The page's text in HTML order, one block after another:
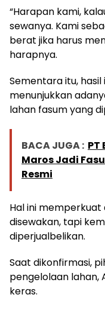
“Harapan kami,
sewanya. Kami
berat jika harus
harapnya.
Sementara itu,
menunjukkan
lahan fasum yang
BACA JUGA : PT
Maros Jadi
Resmi
Hal ini
disewakan, tapi
diperjualbelikan.
Saat dikonfirmasi,
pengelolaan lahan,
keras.